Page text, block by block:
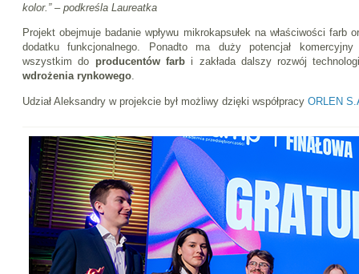
kolor.” – podkreśla Laureatka
Projekt obejmuje badanie wpływu mikrokapsułek na właściwości farb
dodatku funkcjonalnego. Ponadto ma duży potencjał
wszystkim do producentów farbi zakłada dalszy rozwój
wdrożenia rynkowego.
Udział Aleksandry w projekcie był możliwy dzięki współpracy ORLEN